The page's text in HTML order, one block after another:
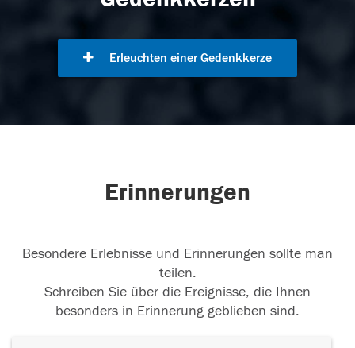
Erleuchten einer Gedenkkerze
Erinnerungen
Besondere Erlebnisse und Erinnerungen sollte man
teilen.
Schreiben Sie über die Ereignisse, die Ihnen
besonders in Erinnerung geblieben sind.